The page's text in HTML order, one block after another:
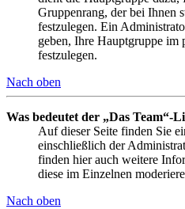
Gruppenrang, der bei Ihnen
festzulegen. Ein
geben, Ihre Hauptgruppe im
festzulegen.
Nach oben
Was bedeutet der „Das Team“-
Auf dieser Seite finden Sie
einschließlich der
finden hier auch weitere
diese im Einzelnen
Nach oben